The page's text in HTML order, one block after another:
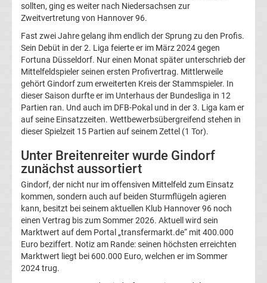
Mönchengladbach
Transfergerüchte
Chemnitzer
FC
Transfergerüchte
Dynamo
Transfergerüchte
Eintracht
sollten, ging es weiter nach Niedersachsen zur
Zweitvertretung von Hannover 96.
Fast zwei Jahre gelang ihm endlich der Sprung zu den Profis.
Sein Debüt in der 2. Liga feierte er im März 2024 gegen
Fortuna Düsseldorf. Nur einen Monat später unterschrieb der
Mittelfeldspieler seinen ersten Profivertrag. Mittlerweile
gehört Gindorf zum erweiterten Kreis der Stammspieler. In
dieser Saison durfte er im Unterhaus der Bundesliga in 12
Partien ran. Und auch im DFB-Pokal und in der 3. Liga kam er
auf seine Einsatzzeiten. Wettbewerbsübergreifend stehen in
dieser Spielzeit 15 Partien auf seinem Zettel (1 Tor).
Unter Breitenreiter wurde Gindorf
zunächst aussortiert
Gindorf, der nicht nur im offensiven Mittelfeld zum Einsatz
kommen, sondern auch auf beiden Sturmflügeln agieren
kann, besitzt bei seinem aktuellen Klub Hannover 96 noch
einen Vertrag bis zum Sommer 2026. Aktuell wird sein
Marktwert auf dem Portal „transfermarkt.de“ mit 400.000
Euro beziffert. Notiz am Rande: seinen höchsten erreichten
Marktwert liegt bei 600.000 Euro, welchen er im Sommer
2024 trug.